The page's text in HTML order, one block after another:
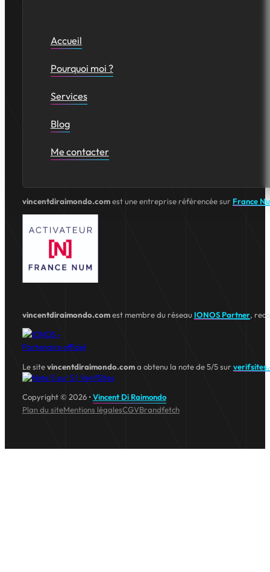
Accueil
Pourquoi moi ?
Services
Blog
Me contacter
vincentdiraimondo.comest une entreprise référencée sur France
vincentdiraimondo.comest membre du réseau IONOS Partner,
Le sitevincentdiraimondo.coma obtenu la note de 5/5 sur
Copyright © 2026 • Vincent Di Raimondo
Plan du siteMentions légalesCGVBrandfetch